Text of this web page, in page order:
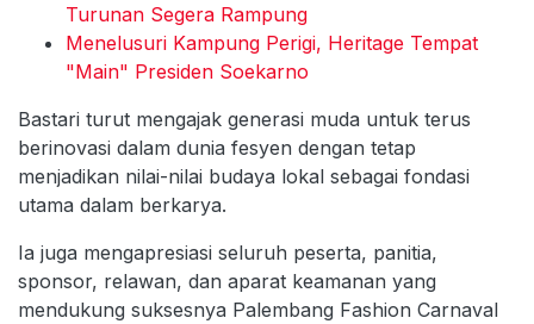
Turunan Segera Rampung
Menelusuri Kampung Perigi, Heritage Tempat
"Main" Presiden Soekarno
Bastari turut mengajak generasi muda untuk terus
berinovasi dalam dunia fesyen dengan tetap
menjadikan nilai-nilai budaya lokal sebagai fondasi
utama dalam berkarya.
Ia juga mengapresiasi seluruh peserta, panitia,
sponsor, relawan, dan aparat keamanan yang
mendukung suksesnya Palembang Fashion Carnaval